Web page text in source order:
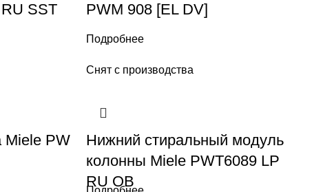
SST
PWM 908 [EL DV]
Подробнее
PW
Снят с производства
Нижний стиральный модуль
колонны Miele PWT6089 LP
RU OB